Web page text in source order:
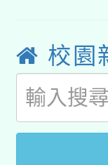
案。
暨閱
科
礎課
A3
校園